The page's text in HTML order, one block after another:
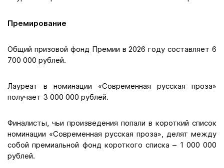
Премирование
Общий призовой фонд Премии в 2026 году составляет 6
700 000 рублей.
Лауреат в номинации «Современная русская проза»
получает 3 000 000 рублей.
Финалисты, чьи произведения попали в короткий список
номинации «Современная русская проза», делят между
собой премиальной фонд короткого списка – 1 000 000
рублей.